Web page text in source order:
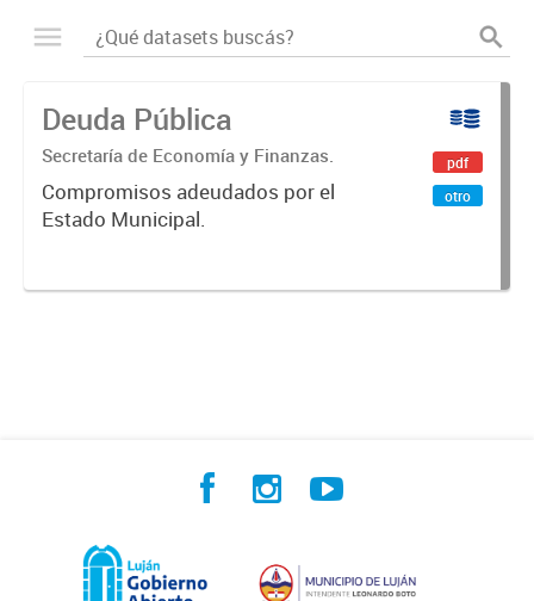
Deuda Pública
Secretaría de Economía y Finanzas.
Compromisos adeudados por el
Estado Municipal.
pdf
otro